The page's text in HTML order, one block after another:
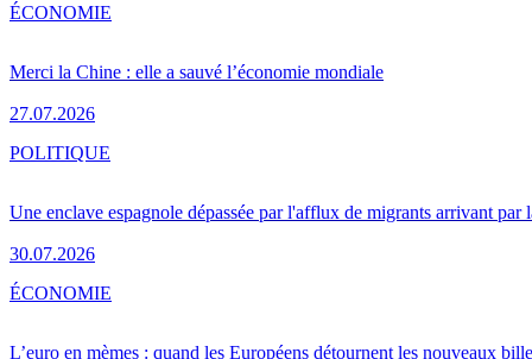
Merci la Chine : elle a sauvé l’économie mondiale
27.07.2026
ÉCONOMIE
Une enclave espagnole dépassée par l'afflux de migrants arrivant par
30.07.2026
POLITIQUE
L’euro en mèmes : quand les Européens détournent les nouveaux
ÉCONOMIE